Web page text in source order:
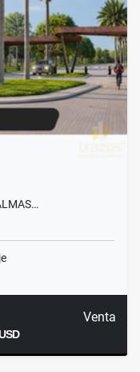
Venta